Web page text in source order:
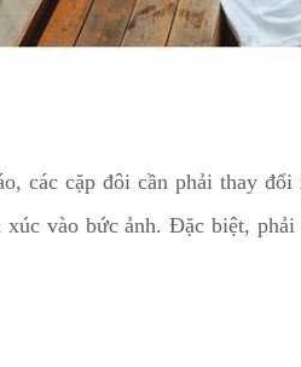
các cặp đôi cần phải thay
vào bức ảnh. Đặc biệt,